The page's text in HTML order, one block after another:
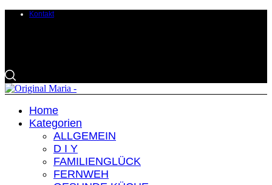
Kontakt
Home
Kategorien
ALLGEMEIN
D I Y
FAMILIENGLÜCK
FERNWEH